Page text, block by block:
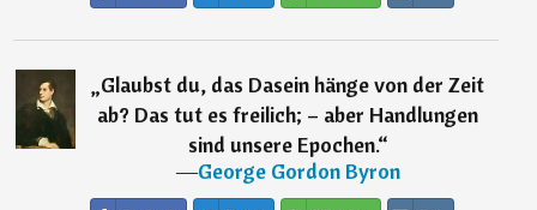
„Glaubst du, das Dasein hänge von der Zeit
ab? Das tut es freilich; – aber Handlungen
sind unsere Epochen.“
―George Gordon Byron